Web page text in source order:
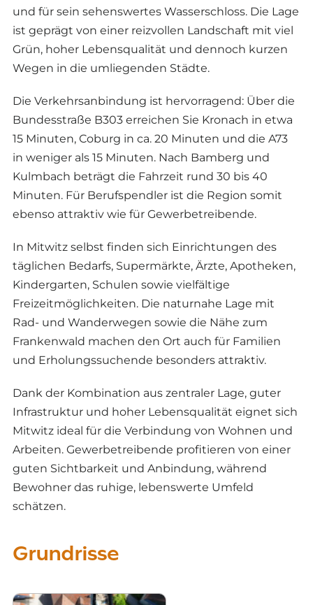
und für sein sehenswertes Wasserschloss. Die Lage
ist geprägt von einer reizvollen Landschaft mit viel
Grün, hoher Lebensqualität und dennoch kurzen
Wegen in die umliegenden Städte.
Die Verkehrsanbindung ist hervorragend: Über die
Bundesstraße B303 erreichen Sie Kronach in etwa
15 Minuten, Coburg in ca. 20 Minuten und die A73
in weniger als 15 Minuten. Nach Bamberg und
Kulmbach beträgt die Fahrzeit rund 30 bis 40
Minuten. Für Berufspendler ist die Region somit
ebenso attraktiv wie für Gewerbetreibende.
In Mitwitz selbst finden sich Einrichtungen des
täglichen Bedarfs, Supermärkte, Ärzte, Apotheken,
Kindergarten, Schulen sowie vielfältige
Freizeitmöglichkeiten. Die naturnahe Lage mit
Rad- und Wanderwegen sowie die Nähe zum
Frankenwald machen den Ort auch für Familien
und Erholungssuchende besonders attraktiv.
Dank der Kombination aus zentraler Lage, guter
Infrastruktur und hoher Lebensqualität eignet sich
Mitwitz ideal für die Verbindung von Wohnen und
Arbeiten. Gewerbetreibende profitieren von einer
guten Sichtbarkeit und Anbindung, während
Bewohner das ruhige, lebenswerte Umfeld
schätzen.
Grundrisse